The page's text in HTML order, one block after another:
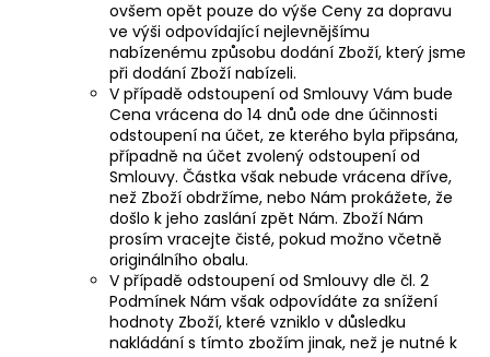
ovšem opět pouze do výše Ceny za dopravu
ve výši odpovídající nejlevnějšímu
nabízenému způsobu dodání Zboží, který jsme
při dodání Zboží nabízeli.
V případě odstoupení od Smlouvy Vám bude
Cena vrácena do 14 dnů ode dne účinnosti
odstoupení na účet, ze kterého byla připsána,
případně na účet zvolený odstoupení od
Smlouvy. Částka však nebude vrácena dříve,
než Zboží obdržíme, nebo Nám prokážete, že
došlo k jeho zaslání zpět Nám. Zboží Nám
prosím vracejte čisté, pokud možno včetně
originálního obalu.
V případě odstoupení od Smlouvy dle čl. 2
Podmínek Nám však odpovídáte za snížení
hodnoty Zboží, které vzniklo v důsledku
nakládání s tímto zbožím jinak, než je nutné k